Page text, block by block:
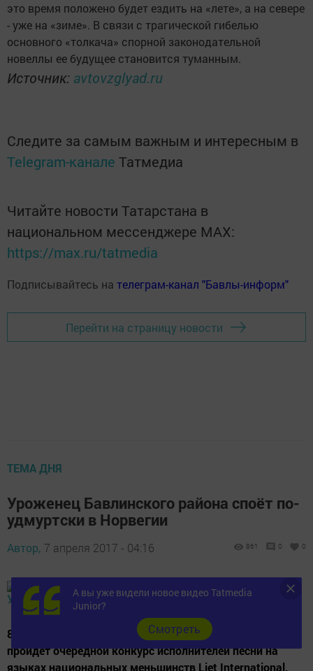
это время положено будет ездить на «лете», а на севере
- уже на «зиме». В связи с трагической гибелью
основного «толкача» спорной законодательной
новеллы ее будущее становится туманным.
Источник: avtovzglyad.ru
Следите за самым важным и интересным в
Telegram-канале Татмедиа
Читайте новости Татарстана в
национальном мессенджере MАХ:
https://max.ru/tatmedia
Подписывайтесь на телеграм-канал "Бавлы-информ"
Перейти на страницу новости
ТЕМА ДНЯ
Уроженец Бавлинского района споёт по-
удмуртски в Норвегии
Автор, 7 апреля 2017 - 04:16 861 0 0
8 марта в местечке Каутокейно на севере Норвегии
пройдёт очередной конкурс исполнителей песни на
языках национальных меньшинств Liet International,
А вы уже видели новое видео Tatmedia
Junior?
Cмотреть